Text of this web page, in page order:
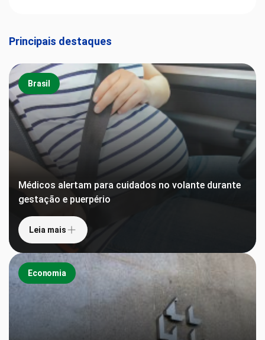
Principais destaques
Brasil
Médicos alertam para cuidados no volante durante
gestação e puerpério
Leia mais
Economia